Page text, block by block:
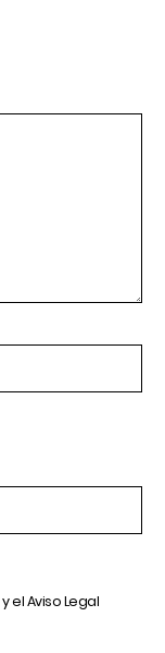
y elAviso Legal